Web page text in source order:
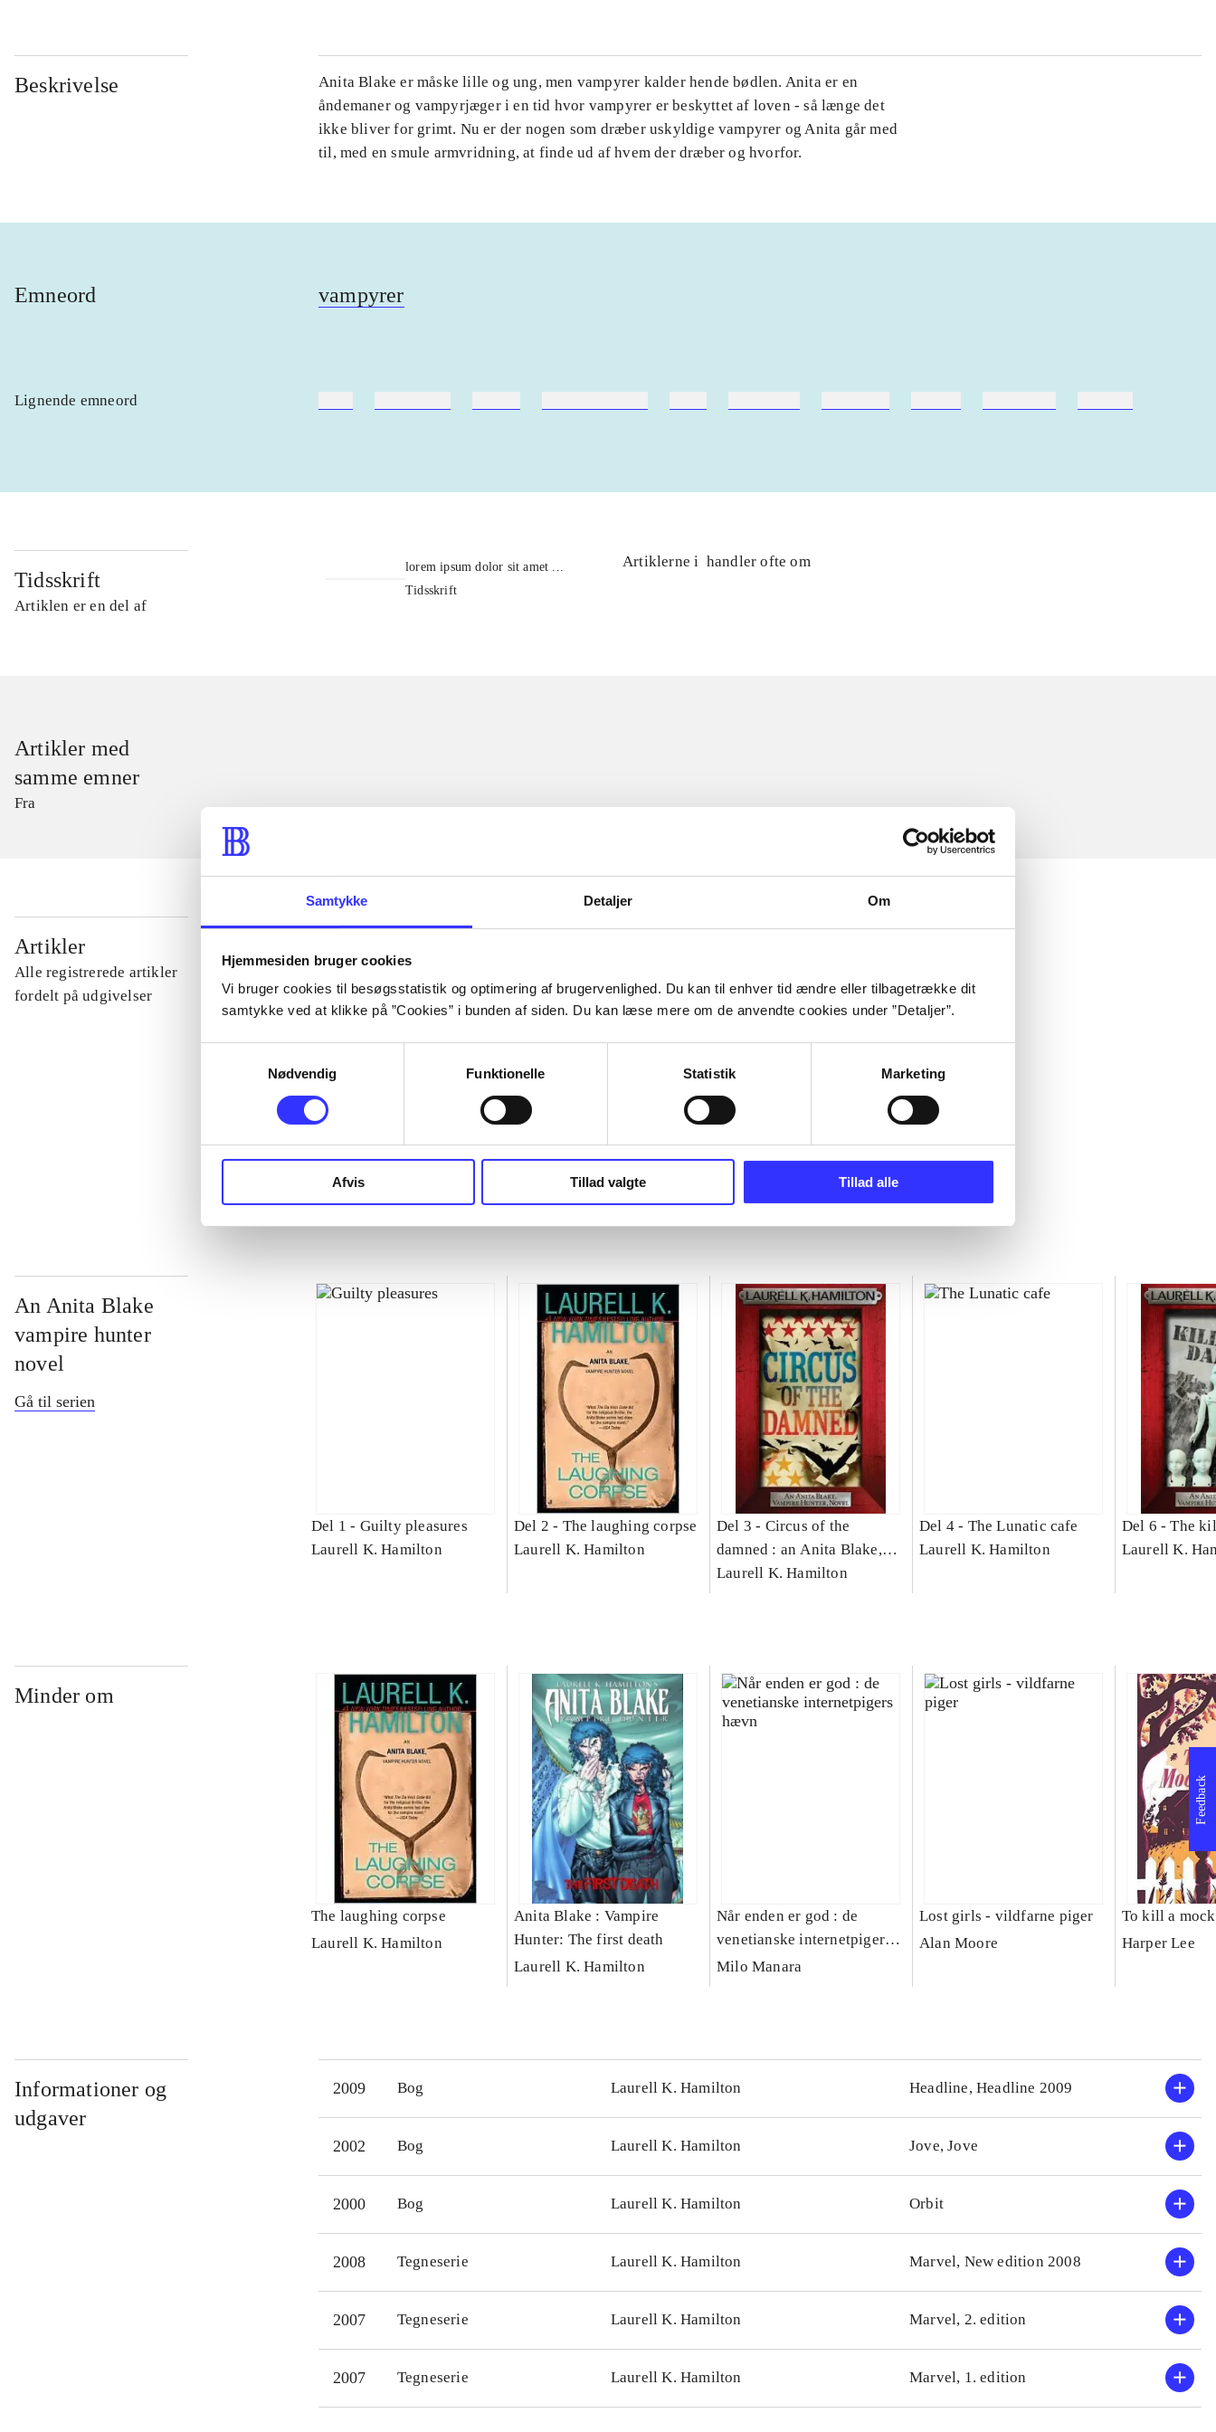
Samtykke Detaljer Om
Hjemmesiden bruger cookies
Vi bruger cookies til besøgsstatistik og optimering af brugervenlighed. Du kan til enhver tid ændre eller tilbagetrække dit
samtykke ved at klikke på ”Cookies” i bunden af siden. Du kan læse mere om de anvendte cookies under ”Detaljer”.
Nødvendig
Funktionelle Statistik Marketing
Afvis Tillad valgte Tillad alle
Beskrivelse
Anita Blake er måske lille og ung, men vampyrer kalder hende bødlen. Anita er en
åndemaner og vampyrjæger i en tid hvor vampyrer er beskyttet af loven - så længe det
ikke bliver for grimt. Nu er der nogen som dræber uskyldige vampyrer og Anita går med
til, med en smule armvridning, at finde ud af hvem der dræber og hvorfor.
Emneord vampyrer
Lignende emneord
Tidsskrift
Artiklen er en del af
lorem ipsum dolor sit amet ...
Tidsskrift
Artiklerne i handler ofte om
Artikler med
samme emner
Fra
Artikler
Alle registrerede artikler
fordelt på udgivelser
...
...
...
An Anita Blake
vampire hunter
novel
Gå til serien
Del 1 - Guilty pleasures
Laurell K. Hamilton
Del 2 - The laughing corpse
Laurell K. Hamilton
Del 3 - Circus of the
damned : an Anita Blake,
vampire hunter novel
Laurell K. Hamilton
Del 4 - The Lunatic cafe
Laurell K. Hamilton
Del 6 -The
Laurell K.
Minder om
The laughing corpse
Laurell K. Hamilton
Anita Blake : Vampire
Hunter: The first death
Laurell K. Hamilton
Når enden er god : de
venetianske internetpigers
hævn
Milo Manara
Lost girls - vildfarne piger
Alan Moore
To kill a
Harper Lee
Informationer og
udgaver
2009 Bog Laurell K. Hamilton Headline, Headline 2009
2002 Bog Laurell K. Hamilton Jove, Jove
2000 Bog Laurell K. Hamilton Orbit
2008 Tegneserie Laurell K. Hamilton Marvel, New edition 2008
2007 Tegneserie Laurell K. Hamilton Marvel, 2. edition
2007 Tegneserie Laurell K. Hamilton Marvel, 1. edition
Feedback